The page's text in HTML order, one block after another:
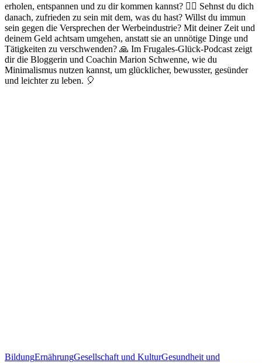
erholen, entspannen und zu dir kommen kannst? 🧖‍♀️ Sehnst du dich
danach, zufrieden zu sein mit dem, was du hast? Willst du immun
sein gegen die Versprechen der Werbeindustrie? Mit deiner Zeit und
deinem Geld achtsam umgehen, anstatt sie an unnötige Dinge und
Tätigkeiten zu verschwenden? 🙏 Im Frugales-Glück-Podcast zeigt
dir die Bloggerin und Coachin Marion Schwenne, wie du
Minimalismus nutzen kannst, um glücklicher, bewusster, gesünder
und leichter zu leben. 🎈
BildungErnährungGesellschaft und KulturGesundheit und